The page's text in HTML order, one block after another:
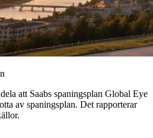
att Saabs spaningsplan Global Eye
av spaningsplan. Det rapporterar